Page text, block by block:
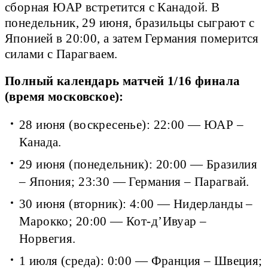
сборная ЮАР встретится с Канадой. В
понедельник, 29 июня, бразильцы сыграют с
Японией в 20:00, а затем Германия померится
силами с Парагваем.
Полный календарь матчей 1/16 финала
(время московское):
28 июня (воскресенье): 22:00 — ЮАР –
Канада.
29 июня (понедельник): 20:00 — Бразилия
– Япония; 23:30 — Германия – Парагвай.
30 июня (вторник): 4:00 — Нидерланды –
Марокко; 20:00 — Кот-д’Ивуар –
Норвегия.
1 июля (среда): 0:00 — Франция – Швеция;